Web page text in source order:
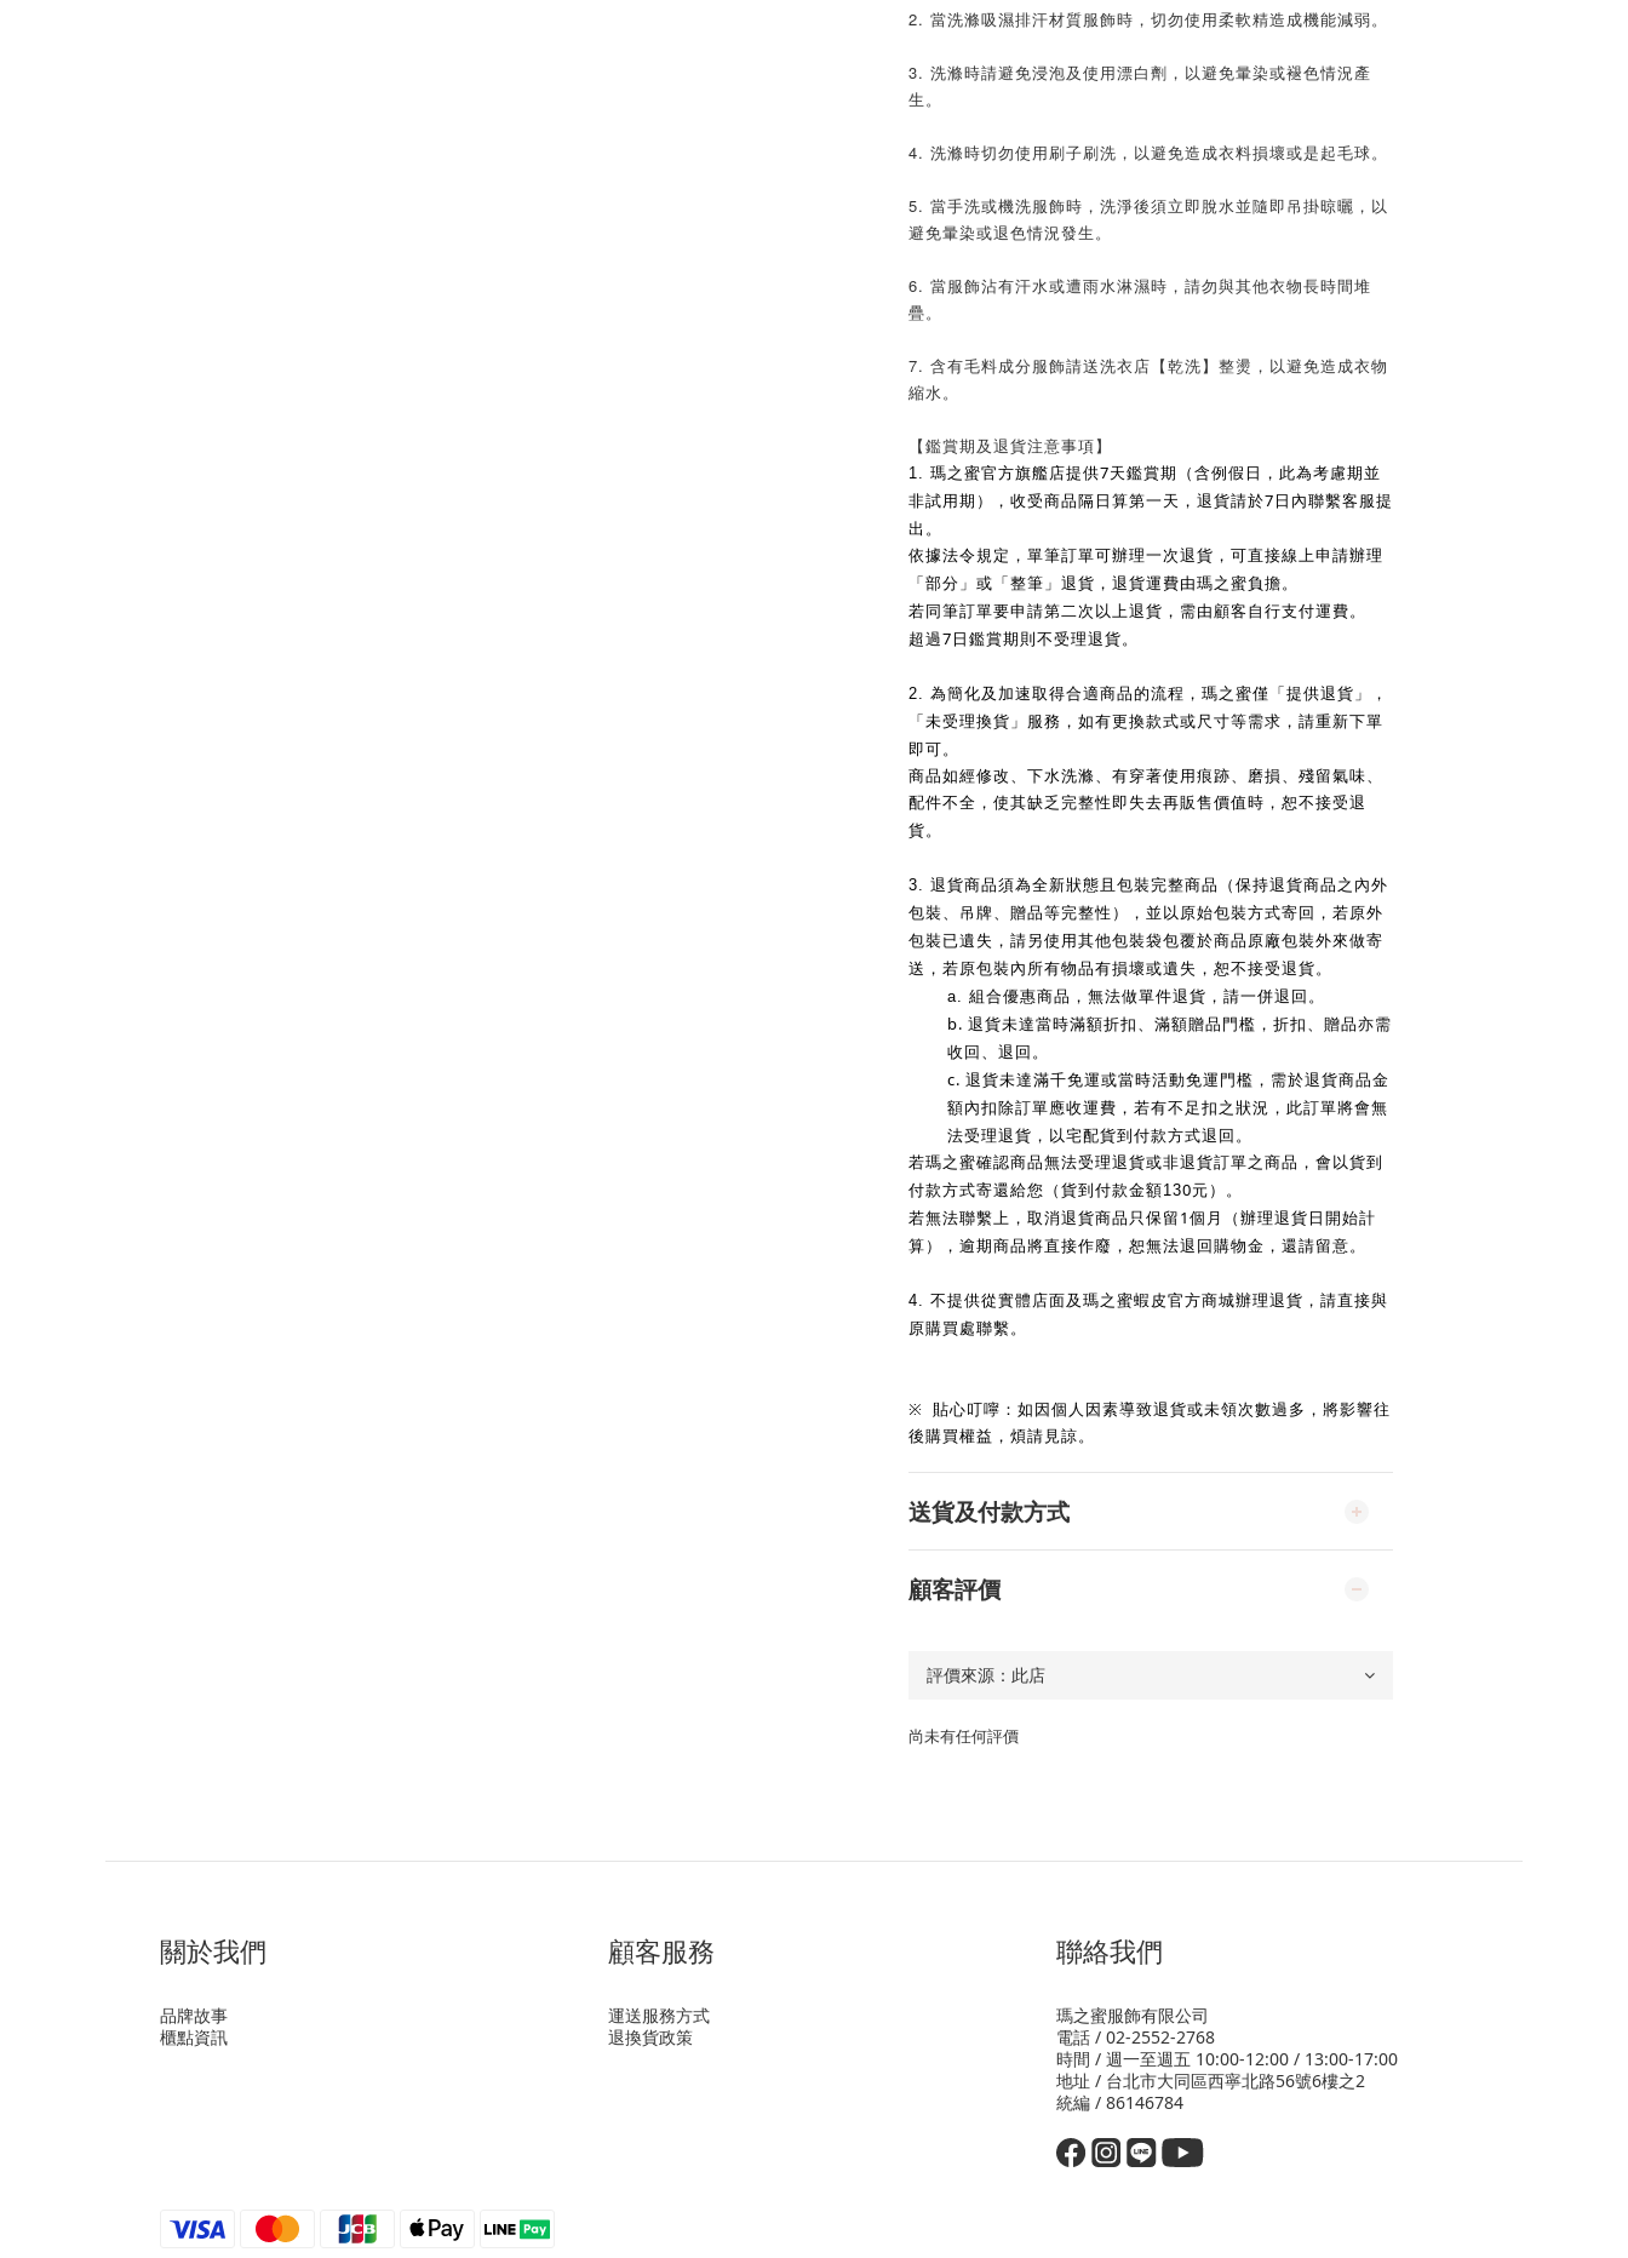
2. 當洗滌吸濕排汗材質服飾時，切勿使用柔軟精造成機能減弱。
3. 洗滌時請避免浸泡及使用漂白劑，以避免暈染或褪色情況產
生。
4. 洗滌時切勿使用刷子刷洗，以避免造成衣料損壞或是起毛球。
5. 當手洗或機洗服飾時，洗淨後須立即脫水並隨即吊掛晾曬，以
避免暈染或退色情況發生。
6. 當服飾沾有汗水或遭雨水淋濕時，請勿與其他衣物長時間堆
疊。
7. 含有毛料成分服飾請送洗衣店【乾洗】整燙，以避免造成衣物
縮水。
【鑑賞期及退貨注意事項】
1. 瑪之蜜官方旗艦店提供7天鑑賞期（含例假日，此為考慮期並
非試用期），收受商品隔日算第一天，退貨請於7 日內聯繫客服提
出。
依據法令規定，單筆訂單可辦理一次退貨，可直接線上申請辦理
「部分」或「整筆」退貨，退貨運費由瑪之蜜負擔。
若同筆訂單要申請第二次以上退貨，需由顧客自行支付運費。
超過7 日鑑賞期則不受理退貨。
2. 為簡化及加速取得合適商品的流程，瑪之蜜僅「提供退貨」，
「未受理換貨」服務，如有更換款式或尺寸等需求，請重新下單
即可。
商品如經修改、下水洗滌、有穿著使用痕跡、磨損、殘留氣味、
配件不全，使其缺乏完整性即失去再販售價值時，恕不接受退
貨。
3. 退貨商品須為全新狀態且包裝完整商品（保持退貨商品之內外
包裝、吊牌、贈品等完整性），並以原始包裝方式寄回，若原外
包裝已遺失，請另使用其他包裝袋包覆於商品原廠包裝外來做寄
送，若原包裝內所有物品有損壞或遺失，恕不接受退貨。
a. 組合優惠商品，無法做單件退貨，請一併退回。
b. 退貨未達當時滿額折扣、滿額贈品門檻，折扣、贈品亦需
收回、退回。
c. 退貨未達滿千免運或當時活動免運門檻，需於退貨商品金
額內扣除訂單應收運費，若有不足扣之狀況，此訂單將會無
法受理退貨，以宅配貨到付款方式退回。
若瑪之蜜確認商品無法受理退貨或非退貨訂單之商品，會以貨到
付款方式寄還給您（貨到付款金額130元）。
若無法聯繫上，取消退貨商品只保留 1 個月（辦理退貨日開始計
算），逾期商品將直接作廢，恕無法退回購物金，還請留意。
4. 不提供從實體店面及瑪之蜜蝦皮官方商城辦理退貨，請直接與
原購買處聯繫。
※
貼心叮嚀：如因個人因素導致退貨或未領次數過多，將影響往
後購買權益，煩請見諒。
送貨及付款方式
顧客評價
尚未有任何評價
關於我們
品牌故事
櫃點資訊
顧客服務
運送服務方式
退換貨政策
聯絡我們
瑪之蜜服飾有限公司
電話 / 02-2552-2768
時間 / 週一至週五 10:00-12:00 / 13:00-17:00
地址 / 台北市大同區西寧北路56號6樓之2
統編 / 86146784